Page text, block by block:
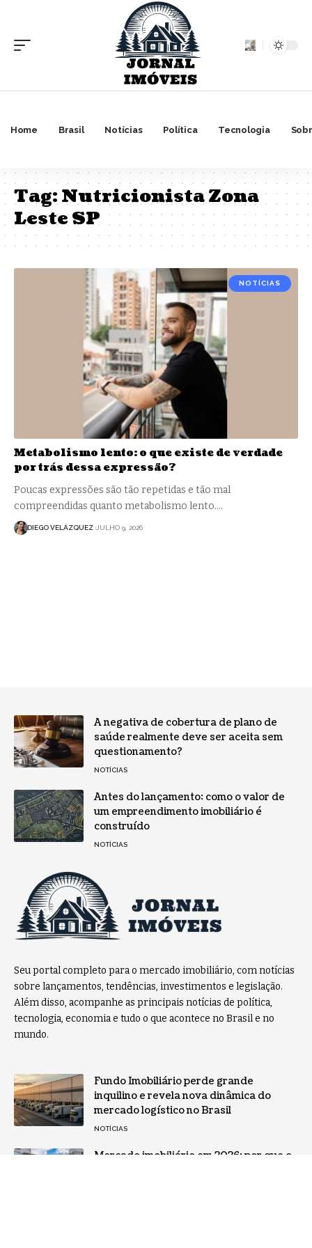
Home Brasil Notícias Política Tecnologia
Tag:Nutricionista Zona
Leste SP
NOTÍCIAS
Metabolismo lento: o que existe de verdade
por trás dessa expressão?
Poucas expressões são tão repetidas e tão mal
compreendidas quanto metabolismo lento.…
DIEGO VELÁZQUEZ JULHO 9, 2026
A negativa de cobertura de plano de
saúde realmente deve ser aceita sem
questionamento?
NOTÍCIAS
Antes do lançamento: como o valor de
um empreendimento imobiliário é
construído
NOTÍCIAS
Seu portal completo para o mercado imobiliário, com notícias
sobre lançamentos, tendências, investimentos e legislação.
Além disso, acompanhe as principais notícias de política,
tecnologia, economia e tudo o que acontece no Brasil e no
mundo.
Fundo Imobiliário perde grande
inquilino e revela nova dinâmica do
mercado logístico no Brasil
NOTÍCIAS
Mercado imobiliário em 2026: por que o